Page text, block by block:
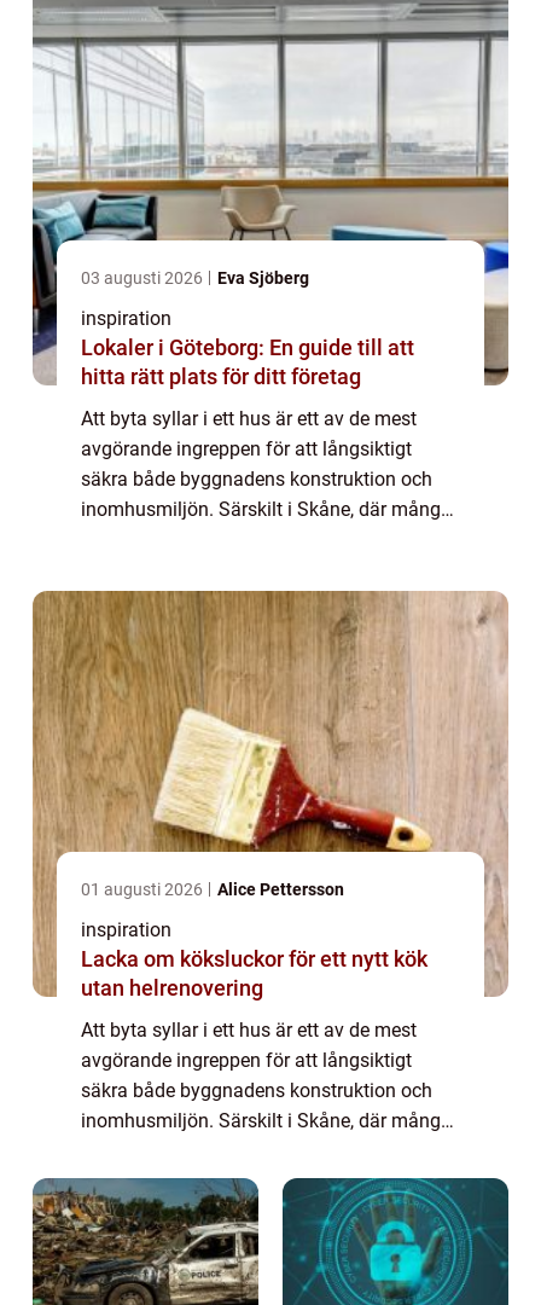
03 augusti 2026 Eva Sjöberg
inspiration
Lokaler i Göteborg: En guide till att
hitta rätt plats för ditt företag
Att byta syllar i ett hus är ett av de mest
avgörande ingreppen för att långsiktigt
säkra både byggnadens konstruktion och
inomhusmiljön. Särskilt i Skåne, där många
01 augusti 2026 Alice Pettersson
inspiration
Lacka om köksluckor för ett nytt kök
utan helrenovering
Att byta syllar i ett hus är ett av de mest
avgörande ingreppen för att långsiktigt
säkra både byggnadens konstruktion och
inomhusmiljön. Särskilt i Skåne, där många
under 1960- och 1970-talet, är Syllbyte M...